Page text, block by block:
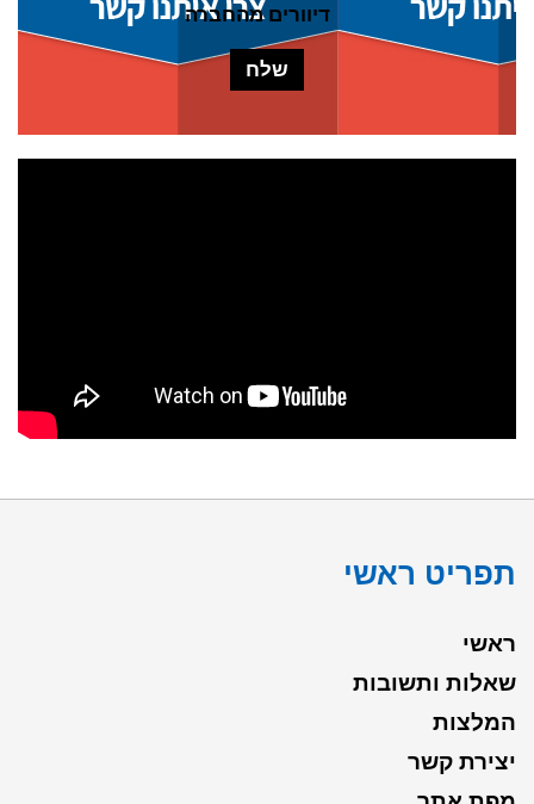
דיוורים מהחברה
תפריט ראשי
ראשי
שאלות ותשובות
המלצות
יצירת קשר